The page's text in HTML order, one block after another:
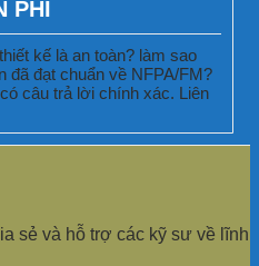
PHÍ
kế là an toàn? làm sao
đã đạt chuẩn về NFPA/FM?
câu trả lời chính xác. Liên
sẻ và hỗ trợ các kỹ sư về lĩnh